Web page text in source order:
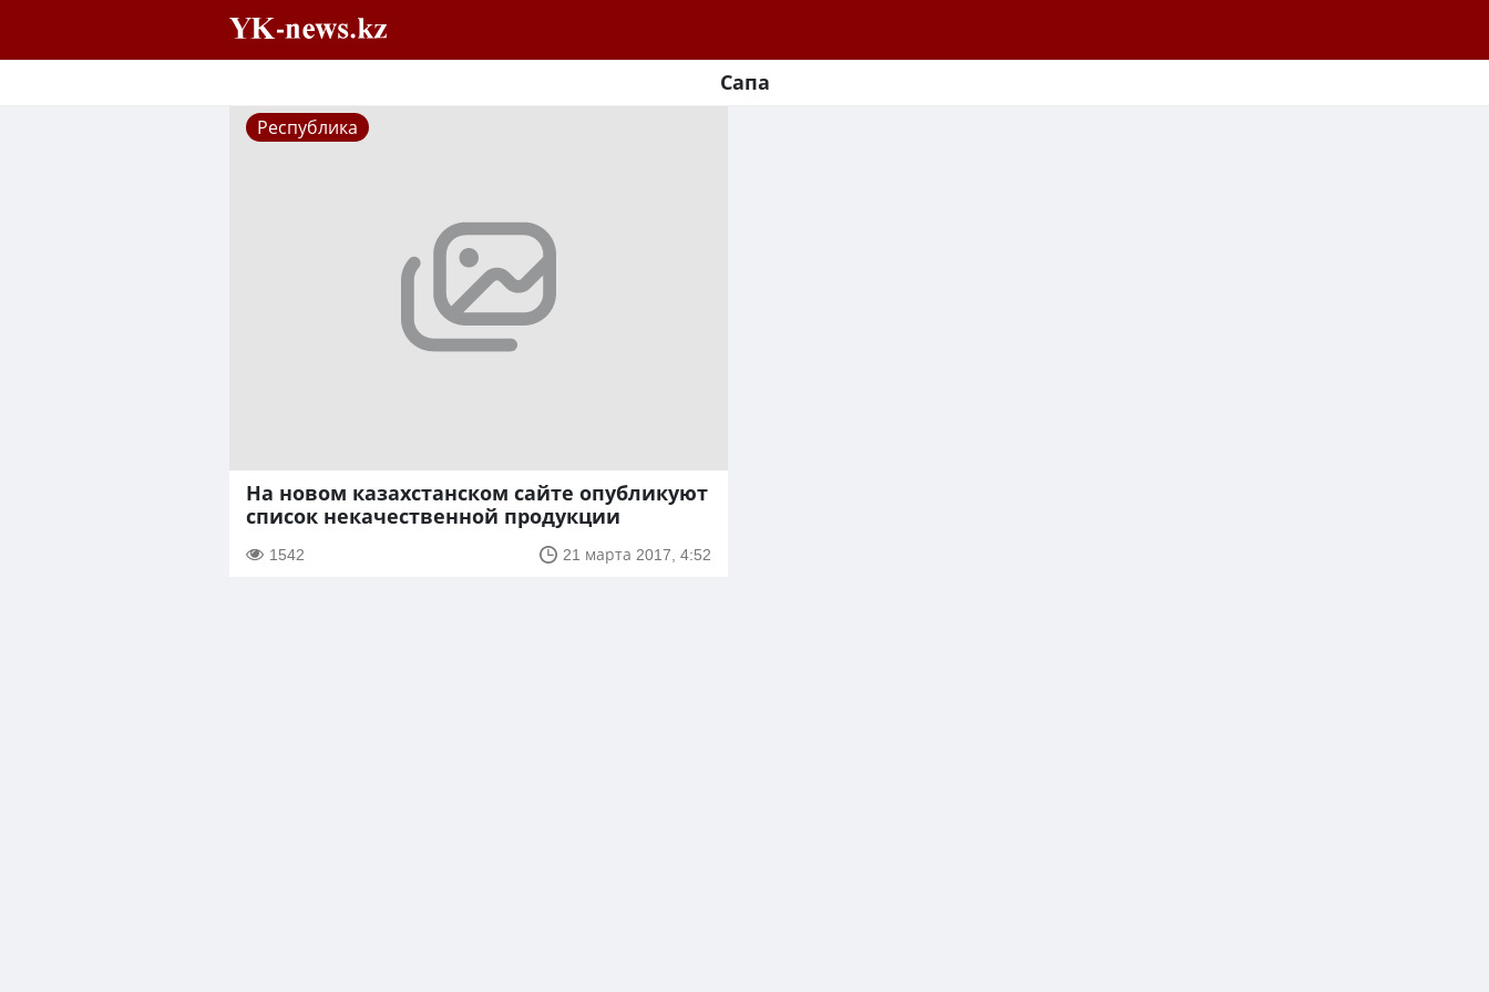
Сапа
Республика
На новом казахстанском сайте опубликуют
список некачественной продукции
1542 21 марта 2017, 4:52